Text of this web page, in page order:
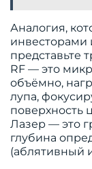
Аналогия,
инвесторами
представьте
RF — это
объёмно,
лупа,
поверхность
Лазер — это
глубина
(аблятивный